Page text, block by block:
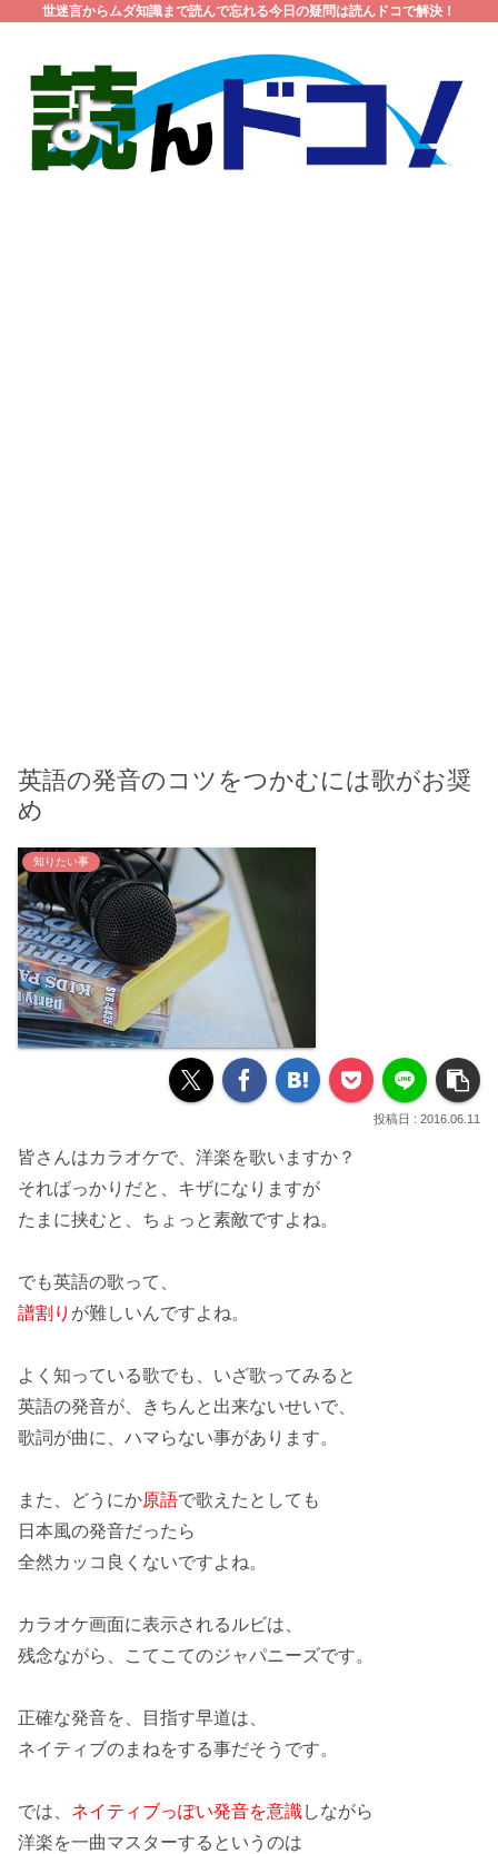
世迷言からムダ知識まで読んで忘れる今日の疑問は読んドコで解決！
英語の発音のコツをつかむには歌がお奨
め
知りたい事
2016.06.11
皆さんはカラオケで、 洋楽を歌いますか？
そればっかりだと、キザになりますが
たまに挟むと、ちょっと素敵ですよね。
でも英語の歌って、
譜割り が難しいんですよね。
よく知っている歌でも、いざ歌ってみると
英語の発音が、きちんと出来ないせいで、
歌詞が曲に、ハマらない事があります。
また、どうにか原語で歌えたとしても
日本風の発音だったら
全然カッコ良くないですよね。
カラオケ画面に表示されるルビは、
残念ながら、
こてこてのジャパニーズです。
正確な発音を、目指す早道は、
ネイティブのまねをする事だそうです。
では、 ネイティブっぽい発音を意識しながら
洋楽を一曲マスターするというのは